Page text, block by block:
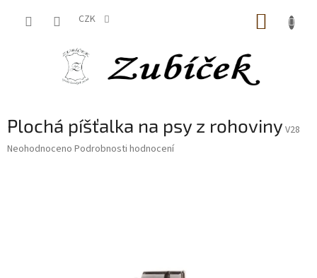
CZK
Plochá píšťalka na psy z rohoviny V28
Průměrné
Neohodnoceno Podrobnosti hodnocení